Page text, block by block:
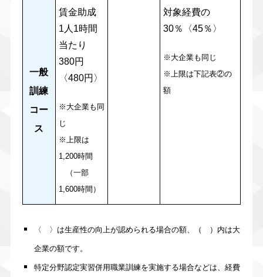
一般
訓練
コー
ス
賃金助成
1人1時間
当たり
380円
〈480円〉
※大企業も同
じ
※上限は
1,200時間
（一部
1,600時間）
対象経費の
30％〈45％〉
※大企業も同じ
※上限は下記表②の
額
〈 〉は生産性の向上が認められる場合の額、（ ）内は大
企業の額です。
特定分野認定実習併用職業訓練を実施する場合などは、経費